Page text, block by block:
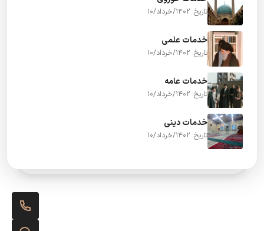
تاریخ: 1402/خرداد/10
خدمات علمی
تاریخ: 1402/خرداد/10
خدمات عامه
تاریخ: 1402/خرداد/10
خدمات دینی
تاریخ: 1402/خرداد/10